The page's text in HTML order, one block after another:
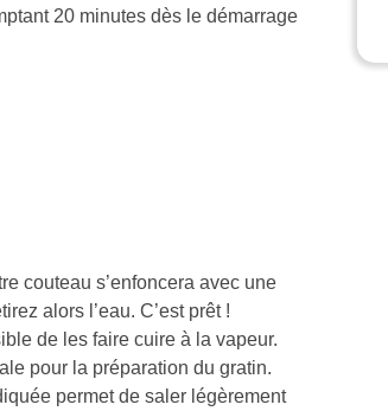
20 minutes dès le démarrage
couteau s’enfoncera avec une
alors l’eau. C’est prêt !
de les faire cuire à la vapeur.
pour la préparation du gratin.
permet de saler légèrement